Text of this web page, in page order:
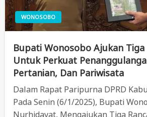
WONOSOBO
Bupati Wonosobo Ajukan Tiga
Untuk Perkuat
Pertanian, Dan Pariwisata
Dalam Rapat Paripurna DPRD
Pada Senin (6/1/2025), Bupati
Nurhidayat, Mengajukan Tiga